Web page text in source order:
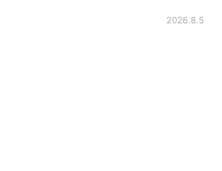
しに、私は冷ややかに告げ
2026.8.5